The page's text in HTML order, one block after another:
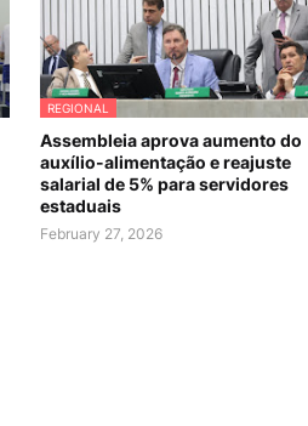
REGIONAL
Assembleia aprova aumento do
auxílio-alimentação e reajuste
salarial de 5% para servidores
estaduais
February 27, 2026